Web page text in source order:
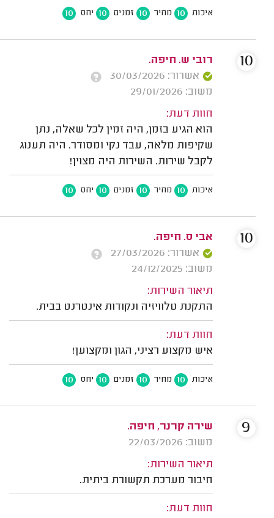
איכות 10 מחיר 10 זמנים 10 יחס 10
רובי ש. חיפה.
אשרור: 30/03/2026
משוב: 29/01/2026
חוות דעת:
הוא הגיע בזמן, היה זמין לכל שאלה, נתן
שקיפות מלאה, עבד נקי ומסודר. היה תענוג
לקבל שירות. השירות היה מצוין!
איכות 10 מחיר 10 זמנים 10 יחס 10
10
אבי ס. חיפה.
אשרור: 27/03/2026
משוב: 24/12/2025
תיאור השירות:
התקנת טלוויזיה ונקודות אינטרנט בבית.
חוות דעת:
איש מקצוע רציני, הגון ומקצוען!
איכות 10 מחיר 10 זמנים 10 יחס 10
10
שירה קרנר, חיפה.
משוב: 22/03/2026
תיאור השירות:
חיבור מערכת תקשורת ביתית.
חוות דעת:
9